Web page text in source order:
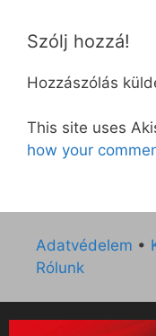
Szólj hozzá!
Hozzászólás
This site uses
how your
Adatvédelem •
Rólunk